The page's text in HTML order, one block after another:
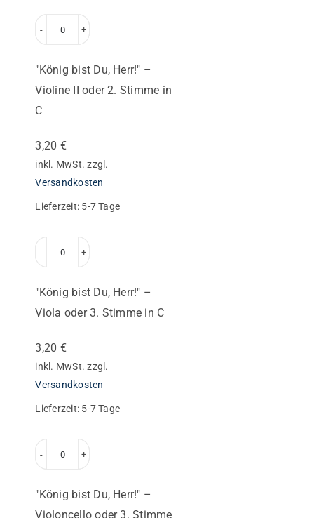
Du,
Violine
II
oder
2.
"König bist Du, Herr!" –
Violine II oder 2. Stimme in
C
3,20 €
inkl. MwSt. zzgl.
Versandkosten
Lieferzeit: 5-7 Tage
Du,
–
Viola
oder
3.
"König bist Du, Herr!" –
Viola oder 3. Stimme in C
3,20 €
inkl. MwSt. zzgl.
Versandkosten
Lieferzeit: 5-7 Tage
Du,
"König bist Du, Herr!" –
Violoncello oder 3. Stimme